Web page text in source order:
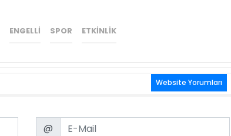
ENGELLI SPOR ETKINLIK
Website Yorumları
Email
@